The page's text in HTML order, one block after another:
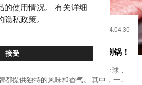
的使用情况。 有关详细
私政策。
接受
2024.04.30
莲品尝日本最佳和牛作为涮涮锅！
本牛种的牛肉），现在已经享誉全球，
都提供独特的风味和香气。 其中，一个